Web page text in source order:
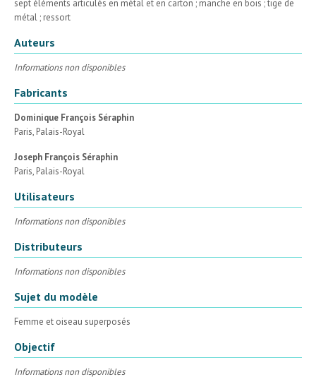
sept éléments articulés en métal et en carton ; manche en bois ; tige de
métal ; ressort
Auteurs
Informations non disponibles
Fabricants
Dominique François Séraphin
Paris, Palais-Royal
Joseph François Séraphin
Paris, Palais-Royal
Utilisateurs
Informations non disponibles
Distributeurs
Informations non disponibles
Sujet du modèle
Femme et oiseau superposés
Objectif
Informations non disponibles